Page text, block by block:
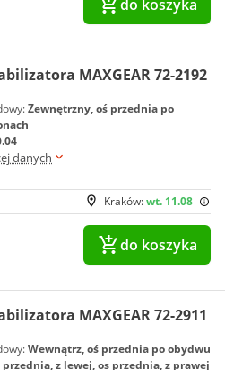
do koszyka
MAXGEAR 72-2192
Zewnętrzny, oś przednia po
danych
Kraków:wt. 11.08
do koszyka
MAXGEAR 72-2911
Wewnątrz, oś przednia po obydwu
z lewej, os przednia, z prawej